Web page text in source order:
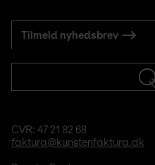
CVR: 47 21 82 68
faktura@kunstenfaktura.dk
Subscribe
Tilmeld nyhedsbrev